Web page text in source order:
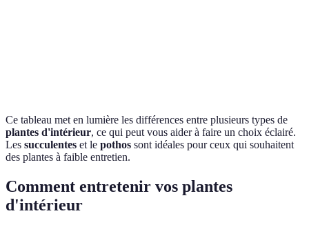
Ce tableau met en lumière les différences entre plusieurs types de
plantes d'intérieur, ce qui peut vous aider à faire un choix éclairé.
Les succulentes et le pothos sont idéales pour ceux qui souhaitent
des plantes à faible entretien.
Comment entretenir vos plantes
d'intérieur